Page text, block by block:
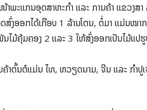
ພະແກນອຸດສາຫະກໍາ ແລະ ການຄ້າ ແຂວງສ
ດສົ່ງອອກໄດ້ເກືອບ 1 ລ້ານໂຕນ, ຕໍ່ມາ ແມ່ນ
ໄມ້ຄຸ້ມຄອງ 2 ແລະ 3 ໃຫ້ສົ່ງອອກເປັນໄມ້ແປ
າຕົ້ນຕໍແມ່ນ ໄທ, ຫວຽດນາມ, ຈີນ ແລະ ກໍາປູ